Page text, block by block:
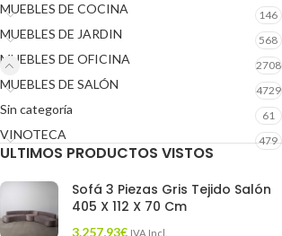
MUEBLES DE COCINA 146
MUEBLES DE JARDIN 568
MUEBLES DE OFICINA 2708
MUEBLES DE SALÓN 4729
Sin categoría 61
VINOTECA 479
ULTIMOS PRODUCTOS VISTOS
Sofá 3 Piezas Gris Tejido Salón
405 X 112 X 70 Cm
3.257,93€ IVA Incl.